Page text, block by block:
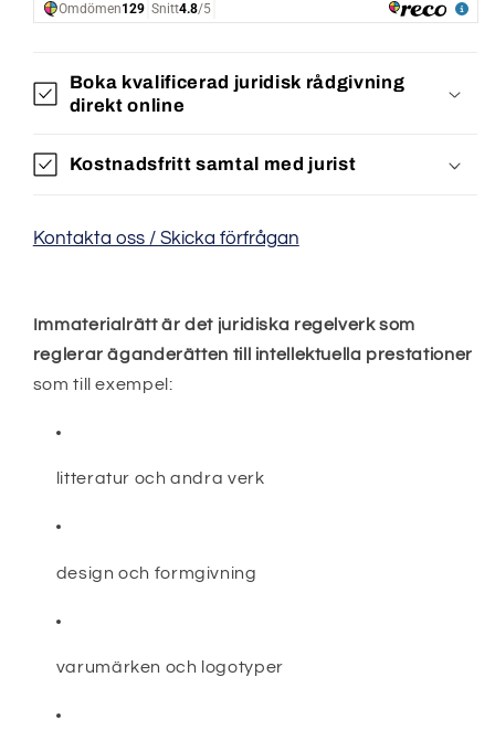
Boka kvalificerad juridisk rådgivning
direkt online
Kostnadsfritt samtal med jurist
Kontakta oss / Skicka förfrågan
Immaterialrätt är det juridiska regelverk som
reglerar äganderätten till intellektuella prestationer
som till exempel:
litteratur och andra verk
design och formgivning
varumärken och logotyper
Vad behöver du hjälp med? *